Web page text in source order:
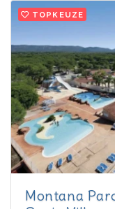
TOPKEUZE
Montana